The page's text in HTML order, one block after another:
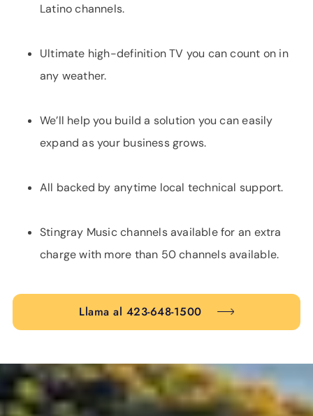
Latino channels.
Ultimate high-definition TV you can count on in
any weather.
We’ll help you build a solution you can easily
expand as your business grows.
All backed by anytime local technical support.
Stingray Music channels available for an extra
charge with more than 50 channels available.
Llama al 423-648-1500